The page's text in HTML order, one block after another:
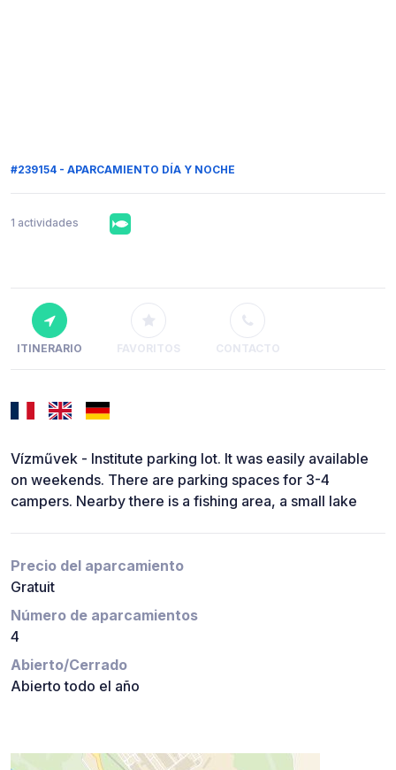
#239154 - APARCAMIENTO DÍA Y NOCHE
1 actividades
ITINERARIO FAVORITOS CONTACTO
Vízművek - Institute parking lot. It was easily available
on weekends. There are parking spaces for 3-4
campers. Nearby there is a fishing area, a small lake
Precio del aparcamiento
Gratuit
Número de aparcamientos
4
Abierto/Cerrado
Abierto todo el año